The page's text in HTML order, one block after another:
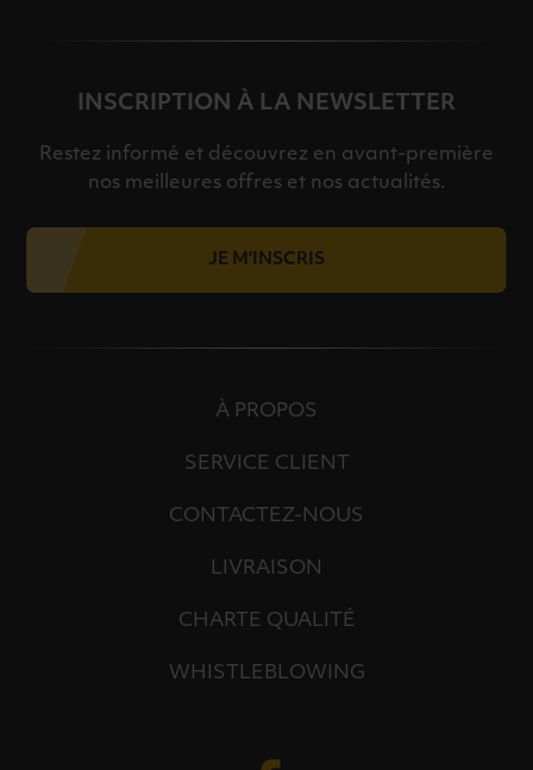
INSCRIPTION À LA NEWSLETTER
Restez informé et découvrez en avant-première
nos meilleures offres et nos actualités.
JE M'INSCRIS
À PROPOS
SERVICE CLIENT
CONTACTEZ-NOUS
LIVRAISON
CHARTE QUALITÉ
WHISTLEBLOWING